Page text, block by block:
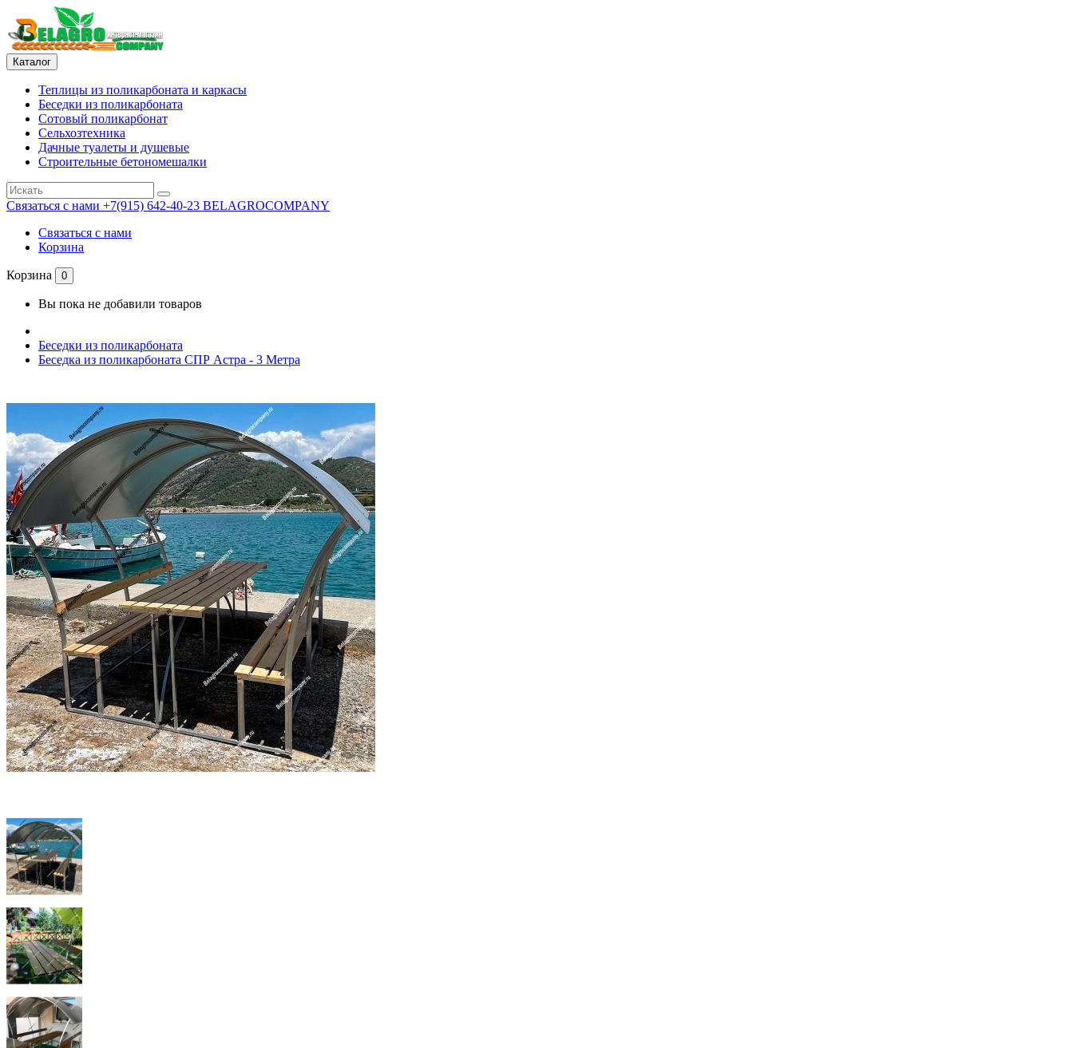
Каталог
Теплицы из поликарбоната и каркасы
Беседки из поликарбоната
Сотовый поликарбонат
Сельхозтехника
Дачные туалеты и душевые
Строительные бетономешалки
Связаться с нами +7(915) 642-40-23 BELAGROCOMPANY
Связаться с нами
Корзина
Корзина 0
Вы пока не добавили товаров
Беседки из поликарбоната
Беседка из поликарбоната СПР Астра - 3 Метра